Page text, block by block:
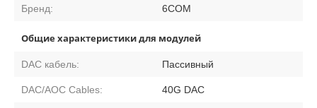
Бренд: 6COM
Общие характеристики для модулей
DAC кабель: Пассивный
DAC/AOC Cables: 40G DAC